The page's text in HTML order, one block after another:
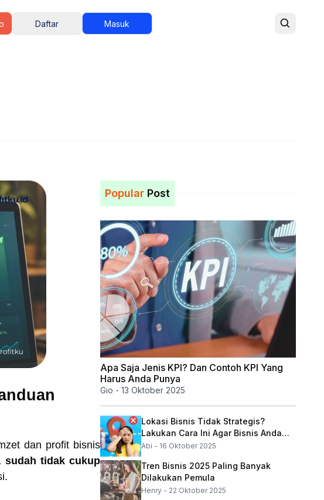
Daftar Masuk
dan profit bisnis
sudah tidak cukup
Popular Post
Apa Saja Jenis KPI? Dan Contoh KPI Yang
Harus Anda Punya
Gio - 13 Oktober 2025
Lokasi Bisnis Tidak Strategis?
Lakukan Cara Ini Agar Bisnis Anda
Tetap Ramai
Abi - 16 Oktober 2025
Tren Bisnis 2025 Paling Banyak
Dilakukan Pemula
Henry - 22 Oktober 2025